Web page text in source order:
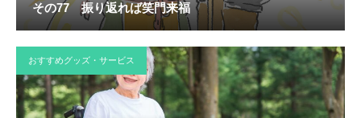
その77 振り返れば笑門来福
おすすめグッズ・サービス